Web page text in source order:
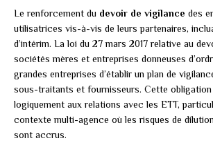
Le renforcement du devoir de vigilance des
utilisatrices vis-à-vis de leurs partenaires,
d’intérim. La loi du 27 mars 2017 relative au
sociétés mères et entreprises donneuses
grandes entreprises d’établir un plan de
sous-traitants et fournisseurs. Cette obligation
logiquement aux relations avec les ETT,
contexte multi-agence où les risques de
sont accrus.